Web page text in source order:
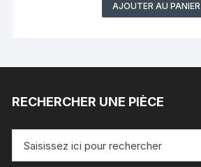
AJOUTER AU PANIER
RECHERCHER UNE PIÈCE
pour